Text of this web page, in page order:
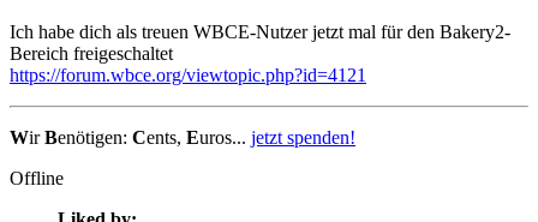
Ich habe dich als treuen WBCE-Nutzer jetzt mal für den Bakery2-
Bereich freigeschaltet
https://forum.wbce.org/viewtopic.php?id=4121
WirBenötigen: Cents, Euros... jetzt spenden!
Offline